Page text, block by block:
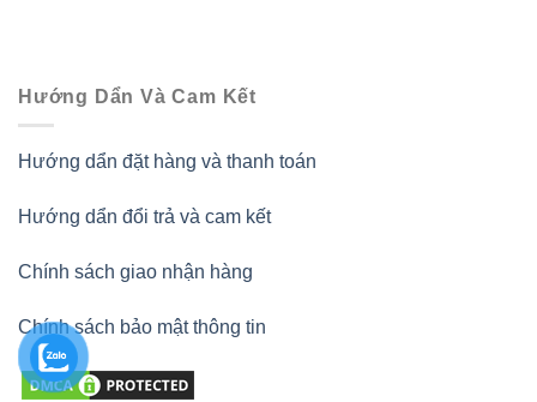
Hướng Dẩn Và Cam Kết
Hướng dẩn đặt hàng và thanh toán
Hướng dẩn đổi trả và cam kết
Chính sách giao nhận hàng
Chính sách bảo mật thông tin